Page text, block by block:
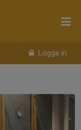
Logga in